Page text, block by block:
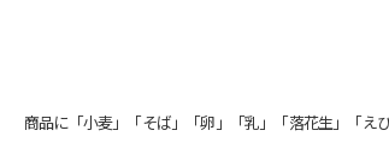
商品に「小麦」「そば」「卵」「乳」「落花生」「え